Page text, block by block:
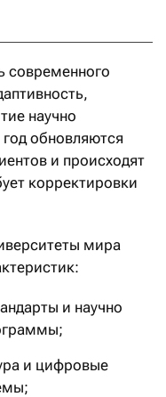
современного
научно
обновляются
и происходят
корректировки
мира
и научно
и цифровые